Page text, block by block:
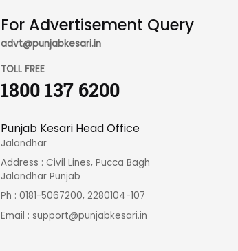
For Advertisement Query
advt@punjabkesari.in
TOLL FREE
1800 137 6200
Punjab Kesari Head Office
Jalandhar
Address : Civil Lines, Pucca Bagh
Jalandhar Punjab
Ph : 0181-5067200, 2280104-107
Email :support@punjabkesari.in